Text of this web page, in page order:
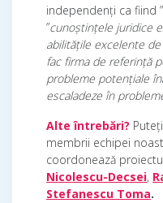
independenți ca fiind ”
”cunoștințele juridice
abilitățile excelente
fac firma de referință
probleme potențiale
escaladeze în
Alte întrebări?
membrii echipei
coordonează
Nicolescu-Decsei,
Stefanescu Toma.